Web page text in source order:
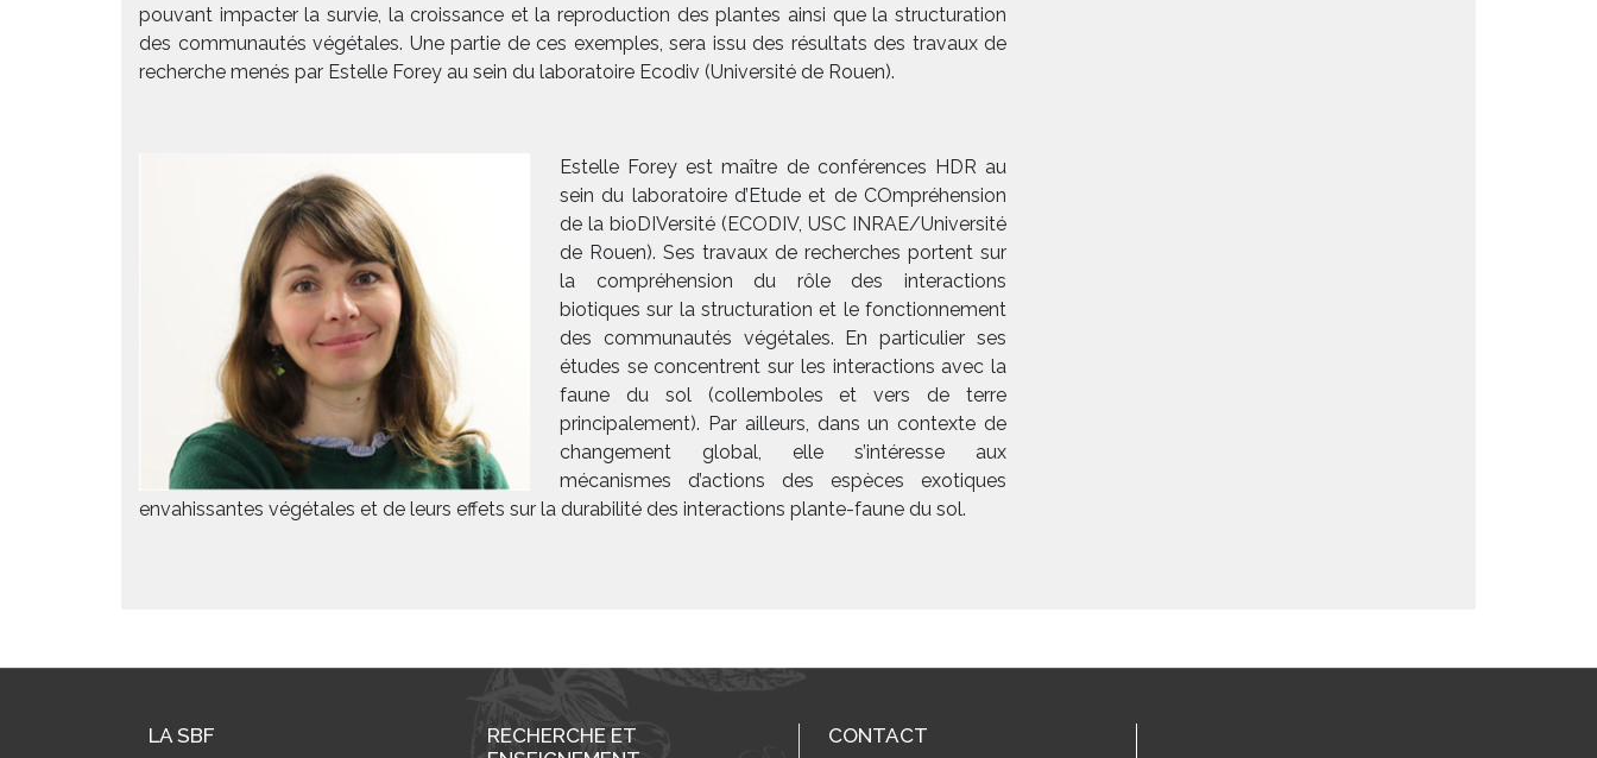
pouvant impacter la survie, la croissance et la reproduction des plantes ainsi que la structuration
des communautés végétales. Une partie de ces exemples, sera issu des résultats des travaux de
recherche menés par Estelle Forey au sein du laboratoire Ecodiv (Université de Rouen).
Estelle Forey est maître de conférences HDR au
sein du laboratoire d’Etude et de COmpréhension
de la bioDIVersité (ECODIV, USC INRAE/Université
de Rouen). Ses travaux de recherches portent sur
la compréhension du rôle des interactions
biotiques sur la structuration et le fonctionnement
des communautés végétales. En particulier ses
études se concentrent sur les interactions avec la
faune du sol (collemboles et vers de terre
principalement). Par ailleurs, dans un contexte de
changement global, elle s’intéresse aux
mécanismes d’actions des espèces exotiques
envahissantes végétales et de leurs effets sur la durabilité des interactions plante-faune du sol.
LA SBF
RECHERCHE ET
CONTACT